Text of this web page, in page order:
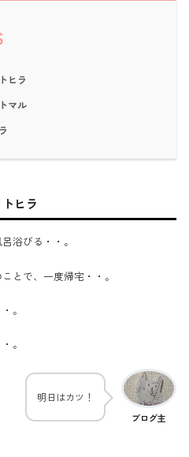
ヒラ
マル
ヒラ
浴びる・・。
とで、一度帰宅・・。
。
・。
ブログ主
明日はカツ！